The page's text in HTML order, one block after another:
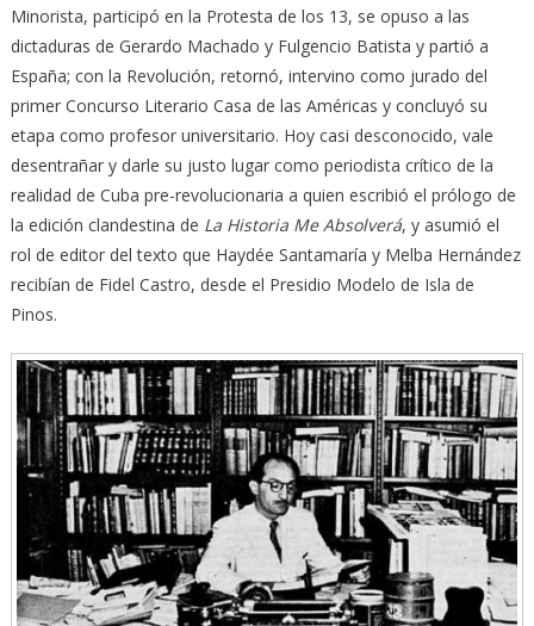
Minorista, participó en la Protesta de los 13, se opuso a las
dictaduras de Gerardo Machado y Fulgencio Batista y partió a
España; con la Revolución, retornó, intervino como jurado del
primer Concurso Literario Casa de las Américas y concluyó su
etapa como profesor universitario. Hoy casi desconocido, vale
desentrañar y darle su justo lugar como periodista crítico de la
realidad de Cuba pre-revolucionaria a quien escribió el prólogo de
la edición clandestina de La Historia Me Absolverá, y asumió el
rol de editor del texto que Haydée Santamaría y Melba Hernández
recibían de Fidel Castro, desde el Presidio Modelo de Isla de
Pinos.